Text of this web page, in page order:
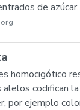
de azúcar.
homocigótico
codifican
por ejemplo